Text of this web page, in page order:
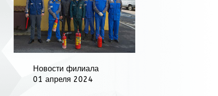
Новости филиала
01 апреля 2024